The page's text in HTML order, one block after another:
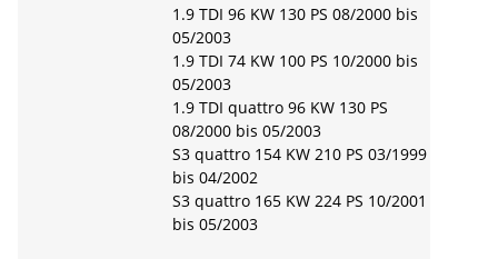
1.9 TDI 96 KW 130 PS 08/2000 bis
05/2003
1.9 TDI 74 KW 100 PS 10/2000 bis
05/2003
1.9 TDI quattro 96 KW 130 PS
08/2000 bis 05/2003
S3 quattro 154 KW 210 PS 03/1999
bis 04/2002
S3 quattro 165 KW 224 PS 10/2001
bis 05/2003